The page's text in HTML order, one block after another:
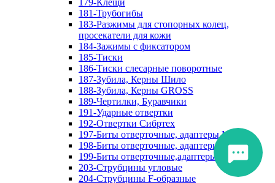
179-Клещи
181-Трубогибы
183-Разжимы для стопорных колец,
просекатели для кожи
184-Зажимы с фиксатором
185-Тиски
186-Тиски слесарные поворотные
187-Зубила, Керны Шило
188-Зубила, Керны GROSS
189-Чертилки, Буравчики
191-Ударные отвертки
192-Отвертки Сибртех
197-Биты отверточные, адаптеры Matrix
198-Биты отверточные, адаптеры Прочие
199-Биты отверточные,адаптеры Сибртех
203-Струбцины угловые
204-Струбцины F-образные